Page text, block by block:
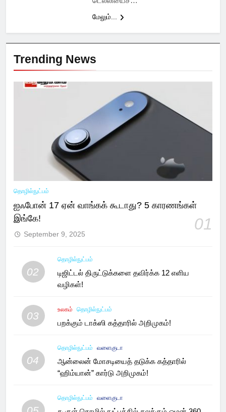
மேலும்...
Trending News
தொழில்நுட்பம்
ஐஃபோன் 17 ஏன் வாங்கக் கூடாது? 5 காரணங்கள்
இங்கே!
01
September 9, 2025
02
தொழில்நுட்பம்
டிஜிட்டல் திருட்டுக்களை தவிர்க்க 12 எளிய
வழிகள்!
03
உலகம் தொழில்நுட்பம்
பறக்கும் டாக்ஸி கத்தாரில் அறிமுகம்!
04
தொழில்நுட்பம் வளைகுடா
ஆன்லைன் மோசடியைத் தடுக்க கத்தாரில்
“ஹிம்யான்” கார்டு அறிமுகம்!
தொழில்நுட்பம் வளைகுடா